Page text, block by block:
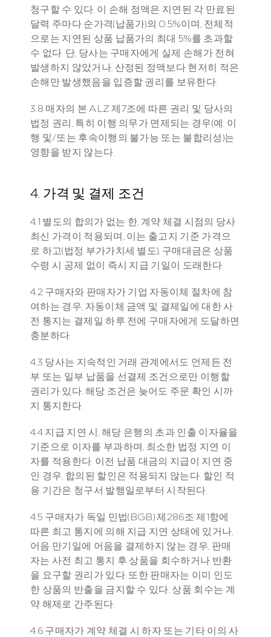
청구할 수 있다. 이 손해 정액은 지연된 각 만료된
달력 주마다 순가격(납품가)의 0.5%이며, 전체적
으로는 지연된 상품 납품가의 최대 5%를 초과할
수 없다. 단, 당사는 구매자에게 실제 손해가 전혀
발생하지 않았거나, 산정된 정액보다 현저히 적은
손해만 발생했음을 입증할 권리를 보유한다.
3.8 매자의 본 ALZ 제7조에 따른 권리 및 당사의
법정 권리, 특히 이행 의무가 면제되는 경우(예: 이
행 및/또는 후속이행의 불가능 또는 불합리성)는
영향을 받지 않는다.
4. 가격 및 결제 조건
4.1 별도의 합의가 없는 한, 계약 체결 시점의 당사
최신 가격이 적용되며, 이는 출고지 기준 가격으
로 하고(법정 부가가치세 별도), 구매대금은 상품
수령 시 공제 없이 즉시 지급 기일이 도래한다.
4.2 구매자와 판매자가 기업 자동이체 절차에 참
여하는 경우, 자동이체 금액 및 결제일에 대한 사
전 통지는 결제일 하루 전에 구매자에게 도달하면
충분하다.
4.3 당사는 지속적인 거래 관계에서도 언제든 전
부 또는 일부 납품을 선결제 조건으로만 이행할
권리가 있다. 해당 조건은 늦어도 주문 확인 시까
지 통지한다.
4.4 지급 지연 시, 해당 은행의 초과 인출 이자율을
기준으로 이자를 부과하며, 최소한 법정 지연 이
자를 적용한다. 이전 납품 대금의 지급이 지연 중
인 경우, 합의된 할인은 적용되지 않는다. 할인 적
용 기간은 청구서 발행일로부터 시작된다.
4.5 구매자가 독일 민법(BGB) 제286조 제1항에
따른 최고 통지에 의해 지급 지연 상태에 있거나,
어음 만기일에 어음을 결제하지 않는 경우, 판매
자는 사전 최고 통지 후 상품을 회수하거나 반환
을 요구할 권리가 있다. 또한 판매자는 이미 인도
한 상품의 반출을 금지할 수 있다. 상품 회수는 계
약 해제로 간주된다.
4.6 구매자가 계약 체결 시 하자 또는 기타 이의 사